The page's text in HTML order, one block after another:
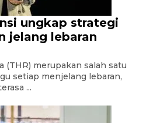
ungkap strategi
jelang lebaran
(THR) merupakan salah satu
setiap menjelang lebaran,
...